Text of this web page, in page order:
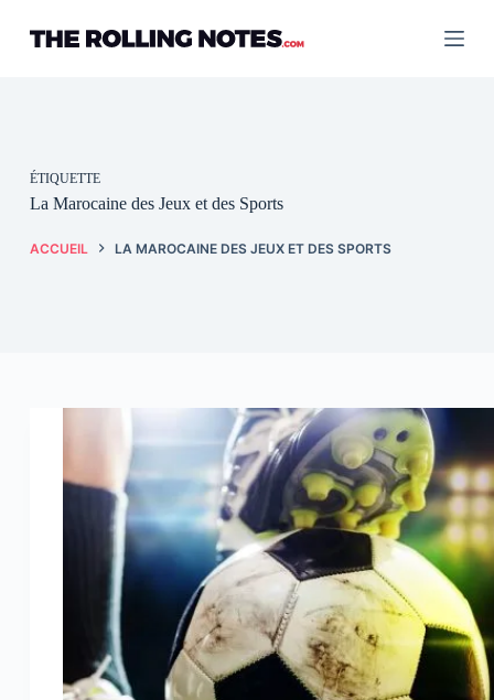
contenu
ÉTIQUETTE
La Marocaine des Jeux et des Sports
ACCUEIL LA MAROCAINE DES JEUX ET DES SPORTS